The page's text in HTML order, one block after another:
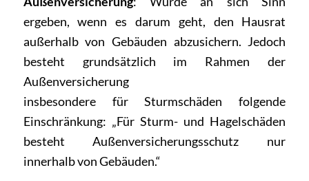
ergeben, wenn es darum geht, den Hausrat
außerhalb von Gebäuden abzusichern. Jedoch
besteht grundsätzlich im Rahmen der
Außenversicherung
insbesondere für Sturmschäden folgende
Einschränkung: „Für Sturm- und Hagelschäden
besteht Außenversicherungsschutz nur
innerhalb von Gebäuden.“